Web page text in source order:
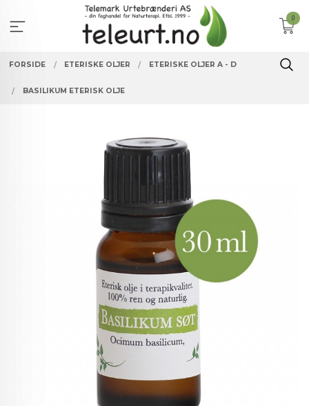
innholdet
0
FORSIDE ETERISKE OLJER ETERISKE OLJER A - D
BASILIKUM ETERISK OLJE